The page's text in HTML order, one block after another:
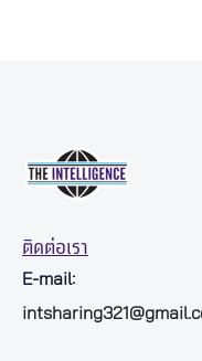
ติดต่อเรา
E-mail: